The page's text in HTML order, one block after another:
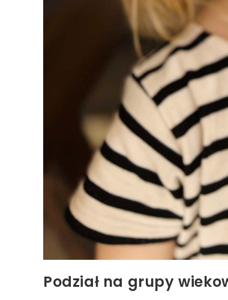
Podział na grupy